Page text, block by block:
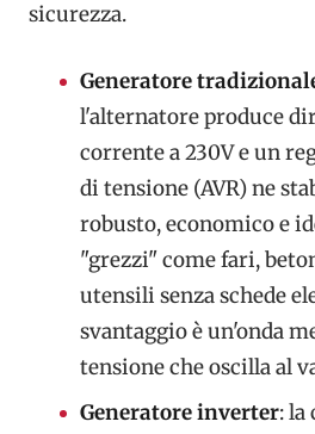
sicurezza.
Generatore
l'alternatore produce
corrente a 230V e un
di tensione (AVR) ne
robusto, economico e
"grezzi" come fari,
utensili senza schede
svantaggio è un'onda
tensione che oscilla al
Generatore inverter: la